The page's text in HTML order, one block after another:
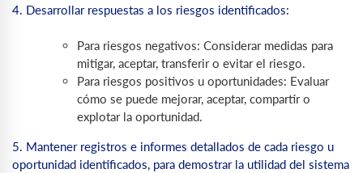
4. Desarrollar respuestas a los riesgos identificados:
Para riesgos negativos: Considerar medidas para
mitigar, aceptar, transferir o evitar el riesgo.
Para riesgos positivos u oportunidades: Evaluar
cómo se puede mejorar, aceptar, compartir o
explotar la oportunidad.
5. Mantener registros e informes detallados de cada riesgo u
oportunidad identificados, para demostrar la utilidad del sistema